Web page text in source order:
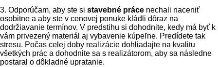
3. Odporúčam, aby ste si stavebné práce nechali naceniť
osobitne a aby ste v cenovej ponuke kládli dôraz na
dodržiavanie termínov. V predstihu si dohodnite, kedy má byť k
vám privezený materiál aj vybavenie kúpeľne. Predídete tak
stresu. Počas celej doby realizácie dohliadajte na kvalitu
všetkých prác a dohodnite sa s realizátorom, aby sa následne
postaral o dôkladné upratanie.